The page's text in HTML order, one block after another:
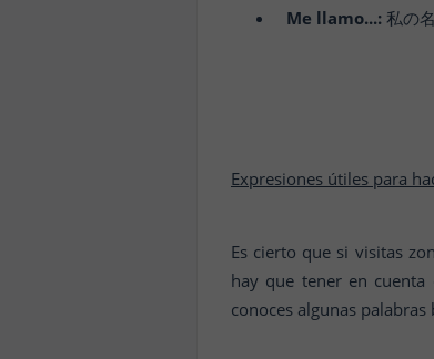
Me llamo...: 私の
Expresiones útiles para
Es cierto que si visitas
hay que tener en
conoces algunas